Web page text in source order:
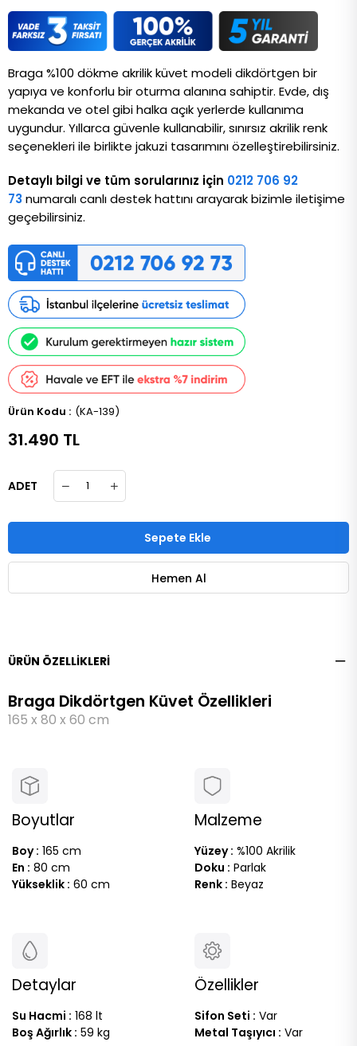
Braga %100 dökme akrilik küvet modeli dikdörtgen bir
yapıya ve konforlu bir oturma alanına sahiptir. Evde, dış
mekanda ve otel gibi halka açık yerlerde kullanıma
uygundur. Yıllarca güvenle kullanabilir, sınırsız akrilik renk
seçenekleri ile birlikte jakuzi tasarımını özelleştirebilirsiniz.
Detaylı bilgi ve tüm sorularınız için 0212 706 92
73 numaralı canlı destek hattını arayarak bizimle iletişime
geçebilirsiniz.
(KA-139)
31.490 TL
ADET
ÜRÜN ÖZELLIKLERI
Braga Dikdörtgen Küvet Özellikleri
165 x 80 x 60 cm
Boyutlar
Boy : 165 cm
En : 80 cm
Yükseklik : 60 cm
Malzeme
Yüzey : %100 Akrilik
Doku : Parlak
Renk : Beyaz
Detaylar
Su Hacmi : 168 lt
Boş Ağırlık : 59 kg
Özellikler
Sifon Seti : Var
Metal Taşıyıcı : Var